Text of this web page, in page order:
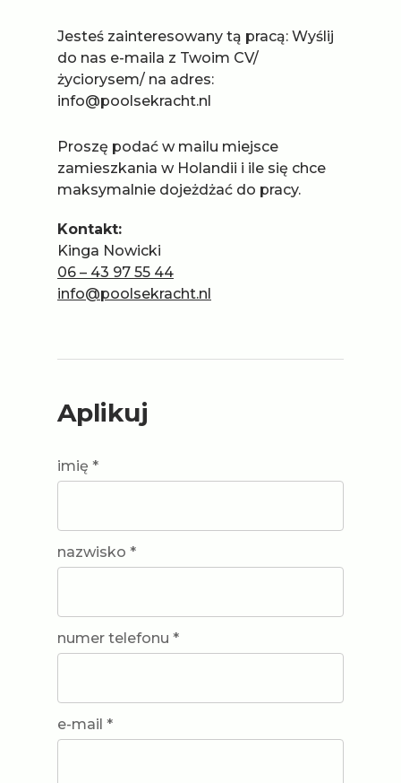
Jesteś zainteresowany tą pracą: Wyślij
do nas e-maila z Twoim CV/
życiorysem/ na adres:
info@poolsekracht.nl
Proszę podać w mailu miejsce
zamieszkania w Holandii i ile się chce
maksymalnie dojeżdżać do pracy.
Kontakt:
Kinga Nowicki
06 – 43 97 55 44
info@poolsekracht.nl
Aplikuj
imię *
nazwisko *
numer telefonu *
e-mail *